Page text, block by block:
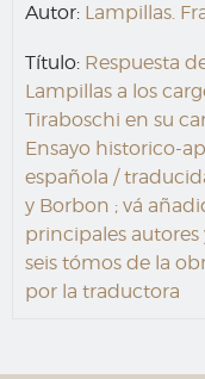
Autor: Lampillas.
Título: Respuesta
Lampillas a los
Tiraboschi en su
Ensayo historico-
española /
y Borbon ; vá
principales
seis tómos de la
por la traductora